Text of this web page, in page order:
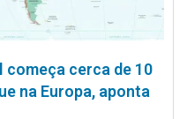
cerca de 10
na Europa, aponta